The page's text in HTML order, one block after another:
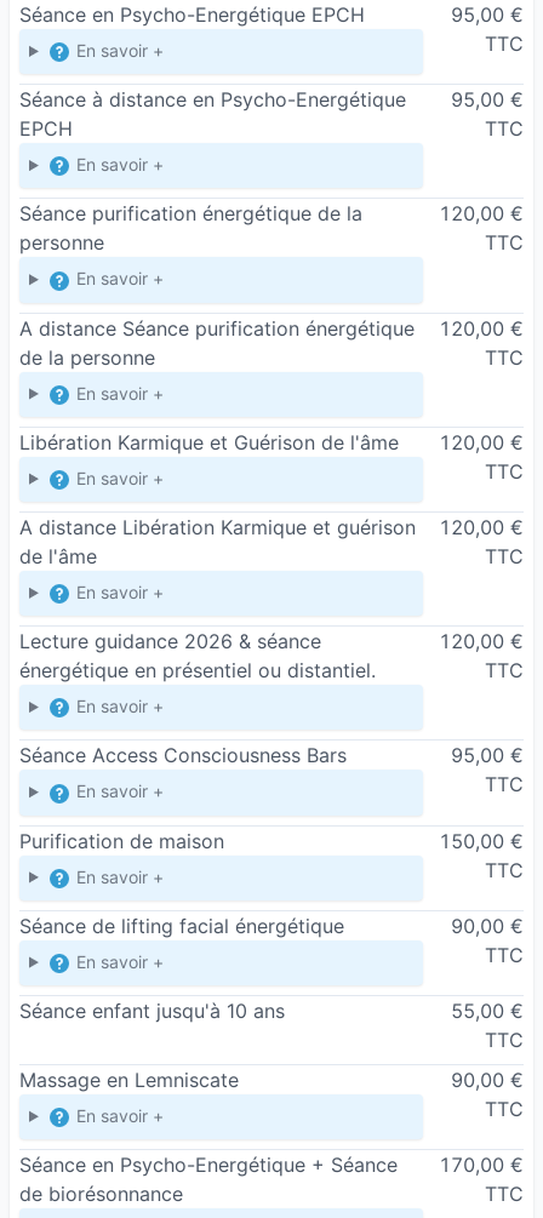
Séance en Psycho-Energétique EPCH
En savoir +
95,00 €
TTC
Séance à distance en Psycho-Energétique
EPCH
En savoir +
95,00 €
TTC
Séance purification énergétique de la
personne
En savoir +
120,00 €
TTC
A distance Séance purification énergétique
de la personne
En savoir +
120,00 €
TTC
Libération Karmique et Guérison de l'âme
En savoir +
120,00 €
TTC
A distance Libération Karmique et guérison
de l'âme
En savoir +
120,00 €
TTC
Lecture guidance 2026 & séance
énergétique en présentiel ou distantiel.
En savoir +
120,00 €
TTC
Séance Access Consciousness Bars
En savoir +
95,00 €
TTC
Purification de maison
En savoir +
150,00 €
TTC
Séance de lifting facial énergétique
En savoir +
90,00 €
TTC
Séance enfant jusqu'à 10 ans
55,00 €
TTC
Massage en Lemniscate
En savoir +
90,00 €
TTC
Séance en Psycho-Energétique + Séance
de biorésonnance
170,00 €
TTC